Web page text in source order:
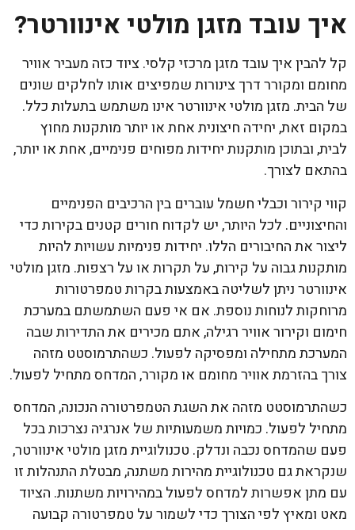
איך עובד מזגן מולטי אינוורטר?
קל להבין איך עובד מזגן מרכזי קלסי. ציוד כזה מעביר אוויר
מחומם ומקורר דרך צינורות שמפיצים אותו לחלקים שונים
של הבית. מזגן מולטי אינוורטר אינו משתמש בתעלות כלל.
במקום זאת, יחידה חיצונית אחת או יותר מותקנות מחוץ
לבית, ובתוכן מותקנות יחידות מפוחים פנימיים, אחת או יותר,
בהתאם לצורך.
קווי קירור וכבלי חשמל עוברים בין הרכיבים הפנימיים
והחיצוניים. לכל היותר, יש לקדוח חורים קטנים בקירות כדי
ליצור את החיבורים הללו. יחידות פנימיות עשויות להיות
מותקנות גבוה על קירות, על תקרות או על רצפות. מזגן מולטי
אינוורטר ניתן לשליטה באמצעות בקרות טמפרטורות
מרוחקות לנוחות נוספת. אם אי פעם השתמשתם במערכת
חימום וקירור אוויר רגילה, אתם מכירים את התדירות שבה
המערכת מתחילה ומפסיקה לפעול. כשהתרמוסטט מזהה
צורך בהזרמת אוויר מחומם או מקורר, המדחס מתחיל לפעול.
כשהתרמוסטט מזהה את השגת הטמפרטורה הנכונה, המדחס
מתחיל לפעול. כמויות משמעותיות של אנרגיה נצרכות בכל
פעם שהמדחס נכבה ונדלק. טכנולוגיית מזגן מולטי אינוורטר,
שנקראת גם טכנולוגיית מהירות משתנה, מבטלת התנהלות זו
עם מתן אפשרות למדחס לפעול במהירויות משתנות. הציוד
מאט ומאיץ לפי הצורך כדי לשמור על טמפרטורה קבועה